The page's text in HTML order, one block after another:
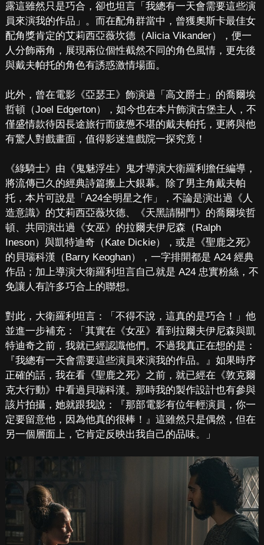
露這雖然只是巧合，卻也坦言「我總有一天會需要這些演
員來演我的作品」。而在配角群當中，曾獲奧斯卡最佳女
配角獎肯定的艾莉西亞薇坎德（Alicia Vikander），便一
人分飾兩角，展現兩位個性截然不同的角色風情，更先後
與戴夫帕托的角色有誘惑激情場面。
此外，曾在電影《亞瑟王》飾演過「高文爵士」的喬爾埃
哲頓（Joel Edgerton），如今也在本片飾演古堡主人，不
僅盛情款待因長途旅行而疲憊不堪的戴夫帕托，更將與他
有驚人對戲畫面，值得影迷進戲院一探究竟！
《綠騎士》由《鬼魅浮生》鬼才導演大衛羅利擔任編導，
將流傳已久的經典詩篇搬上大銀幕。除了男主角戴夫帕
托，本片可說是「A24全明星之作」，不論是演出過《人
造意識》的艾莉西亞薇坎德、《天黑請關門》的喬爾埃哲
頓、共同演出過《女巫》的拉爾夫伊尼森（Ralph
Ineson）與凱特迪奇（Kate Dickie），或是《聖鹿之死》
的貝瑞科漢（Barry Keoghan），一字排開都是 A24 經典
作品；加上導演大衛羅利坦言自己就是 A24 忠實粉絲，不
免讓人有許多巧合上的聯想。
對此，大衛羅利坦言：「不得不說，這真的是巧合！」他
並進一步補充：「其實在《女巫》看到拉爾夫伊尼森與凱
特迪奇之前，我就已經認識他們。不過我真正在想的是：
『我總有一天會需要這些演員來演我的作品。』如果時序
正確的話，我在看《聖鹿之死》之前，就已經在《敦克爾
克大行動》中看過貝瑞科漢。那時我的製作設計也有參與
該片拍攝，她就跟我說：『那部電影有位年輕演員，你一
定要留意他，因為他真的很棒！』這雖然只是偶然，但在
另一個層面上，它肯定反映出我自己的品味。」